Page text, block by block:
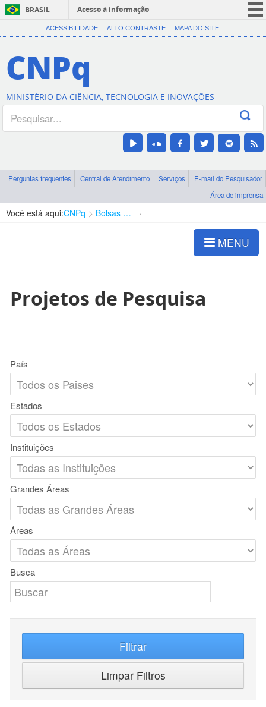
BRASIL
Acesso à informação
CORONAVÍRUS (COVID-19)
Canais
ACESSIBILIDADE ALTO CONTRASTE MAPA DO SITE
CNPq
MINISTÉRIO DA CIÊNCIA, TECNOLOGIA E INOVAÇÕES
Perguntas frequentes Central de Atendimento Serviços
E-mail do Pesquisador
Área de imprensa
Você está aqui:CNPq Bolsas e Auxílios Vigentes
MENU
Projetos de Pesquisa
País
Estados
Instituições
Grandes Áreas
Áreas
Busca
Filtrar
Limpar Filtros